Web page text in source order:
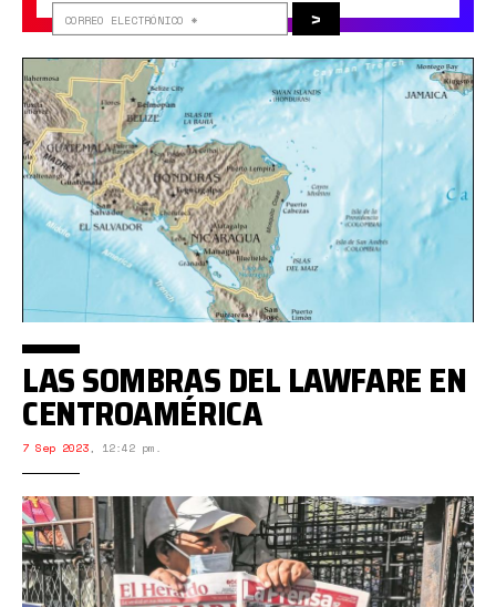
>
LAS SOMBRAS DEL LAWFARE EN
CENTROAMÉRICA
7 Sep 2023, 12:42 pm.